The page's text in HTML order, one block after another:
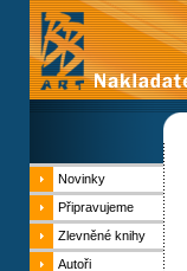
Novinky
Připravujeme
Zlevněné knihy
Autoři